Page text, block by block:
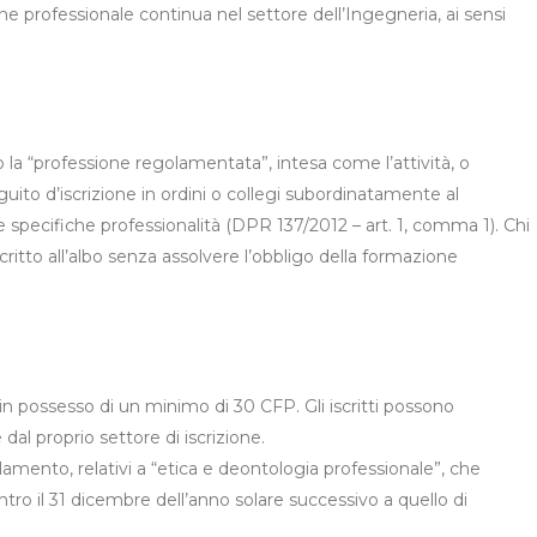
continua nel settore dell’Ingegneria, ai sensi
“professione regolamentata”, intesa come l’attività, o
d’iscrizione in ordini o collegi subordinatamente al
professionalità (DPR 137/2012 – art. 1, comma 1). Chi
all’albo senza assolvere l’obbligo della formazione
possesso di un minimo di 30 CFP. Gli iscritti possono
proprio settore di iscrizione.
relativi a “etica e deontologia professionale”, che
il 31 dicembre dell’anno solare successivo a quello di